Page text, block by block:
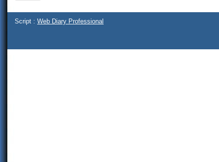
Script : Web Diary Professional